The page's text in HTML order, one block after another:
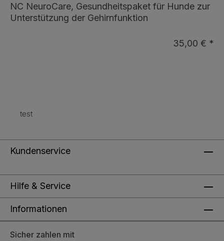
NC NeuroCare, Gesundheitspaket für Hunde zur
Unterstützung der Gehirnfunktion
35,00 € *
test
Kundenservice
Hilfe & Service
Informationen
Sicher zahlen mit